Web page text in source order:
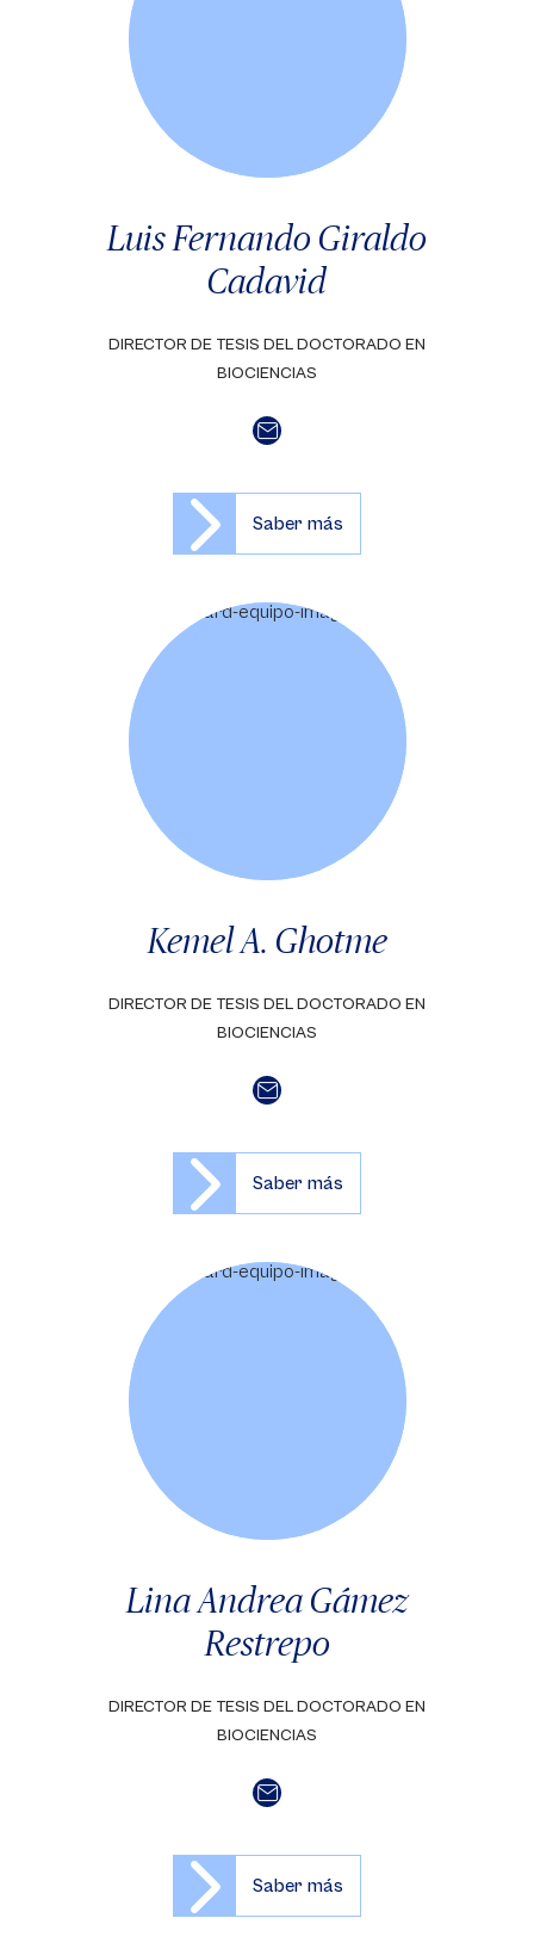
Luis Fernando Giraldo
Cadavid
DIRECTOR DE TESIS DEL DOCTORADO EN
BIOCIENCIAS
Saber más
Kemel A. Ghotme
DIRECTOR DE TESIS DEL DOCTORADO EN
BIOCIENCIAS
Saber más
Lina Andrea Gámez
Restrepo
DIRECTOR DE TESIS DEL DOCTORADO EN
BIOCIENCIAS
Saber más